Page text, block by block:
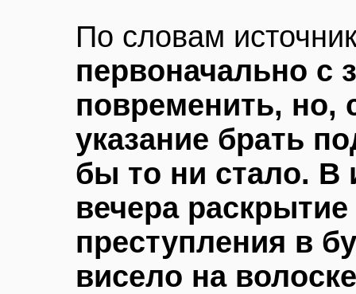
По словам
первоначально с
повременить, но,
указание брать
бы то ни стало. В
вечера раскрытие
преступления в
висело на волоске